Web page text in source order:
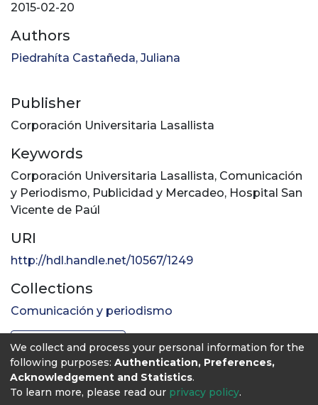
2015-02-20
Authors
Piedrahíta Castañeda, Juliana
Publisher
Corporación Universitaria Lasallista
Keywords
Corporación Universitaria Lasallista, Comunicación
y Periodismo, Publicidad y Mercadeo, Hospital San
Vicente de Paúl
URI
http://hdl.handle.net/10567/1249
Collections
Comunicación y periodismo
Full item page
We collect and process your personal information for the
following purposes: Authentication, Preferences,
Acknowledgement and Statistics.
To learn more, please read our privacy policy.